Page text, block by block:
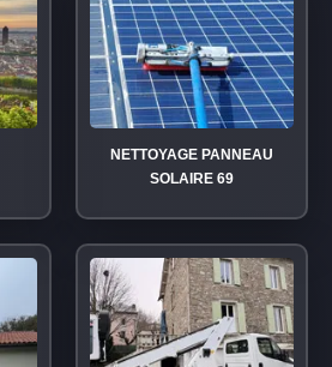
NETTOYAGE PANNEAU
SOLAIRE 69